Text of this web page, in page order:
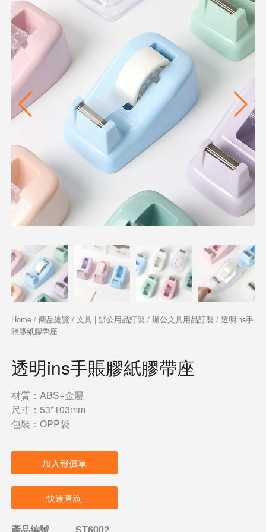
Home/ 商品總覽 / 文具 | 辦公用品訂製 / 辦公文具用品訂製 / 透明ins手
賬膠紙膠帶座
透明ins手賬膠紙膠帶座
材質：ABS+金屬
尺寸：53*103mm
包裝：OPP袋
加入報價單
快速查詢